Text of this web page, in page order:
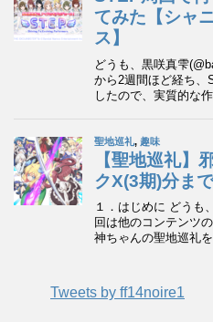
Tweets by ff14noire1